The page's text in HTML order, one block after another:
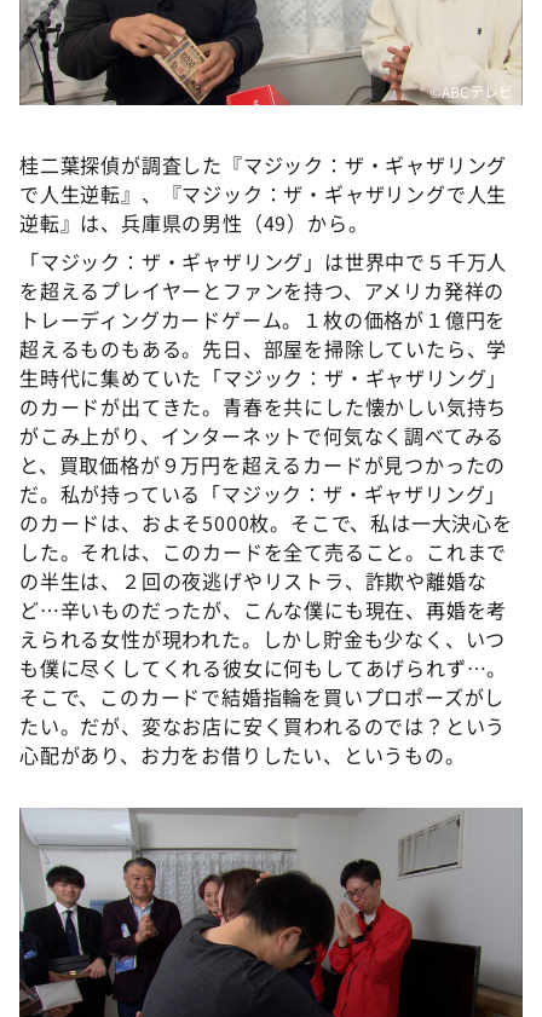
ＬＩＦＥ～夢のカタチ～
新婚さんいらっしゃい！
ポツンと一軒家
ザキ山小屋本館
ぺこぱのまるスポ
アナ回覧板
©ABCテレビ
桂二葉探偵が調査した『マジック：ザ・ギャザリング
で人生逆転』、『マジック：ザ・ギャザリングで人生
逆転』は、兵庫県の男性（49）から。
「マジック：ザ・ギャザリング」は世界中で５千万人
を超えるプレイヤーとファンを持つ、アメリカ発祥の
トレーディングカードゲーム。１枚の価格が１億円を
超えるものもある。先日、部屋を掃除していたら、学
生時代に集めていた「マジック：ザ・ギャザリング」
のカードが出てきた。青春を共にした懐かしい気持ち
がこみ上がり、インターネットで何気なく調べてみる
と、買取価格が９万円を超えるカードが見つかったの
だ。私が持っている「マジック：ザ・ギャザリング」
のカードは、およそ5000枚。そこで、私は一大決心を
した。それは、このカードを全て売ること。これまで
の半生は、２回の夜逃げやリストラ、詐欺や離婚な
ど…辛いものだったが、こんな僕にも現在、再婚を考
えられる女性が現われた。しかし貯金も少なく、いつ
も僕に尽くしてくれる彼女に何もしてあげられず…。
そこで、このカードで結婚指輪を買いプロポーズがし
たい。だが、変なお店に安く買われるのでは？という
心配があり、お力をお借りしたい、というもの。